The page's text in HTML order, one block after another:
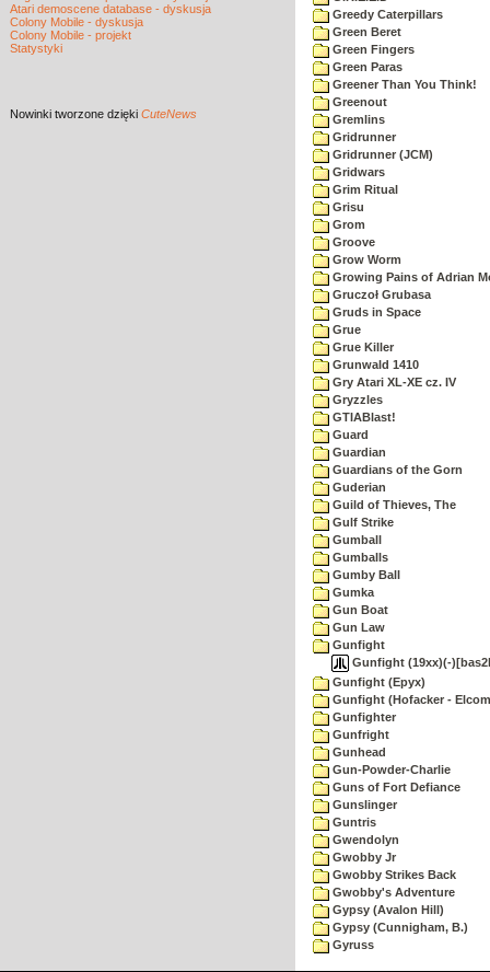
Atari demoscene database - dyskusja
Colony Mobile - dyskusja
Colony Mobile - projekt
Statystyki
Nowinki tworzone dzięki CuteNews
Greedy Caterpillars
Green Beret
Green Fingers
Green Paras
Greener Than You Think!
Greenout
Gremlins
Gridrunner
Gridrunner (JCM)
Gridwars
Grim Ritual
Grisu
Grom
Groove
Grow Worm
Growing Pains of Adrian
Gruczoł Grubasa
Gruds in Space
Grue
Grue Killer
Grunwald 1410
Gry Atari XL-XE cz. IV
Gryzzles
GTIABlast!
Guard
Guardian
Guardians of the Gorn
Guderian
Guild of Thieves, The
Gulf Strike
Gumball
Gumballs
Gumby Ball
Gumka
Gun Boat
Gun Law
Gunfight
Gunfight (19xx)(-
Gunfight (Epyx)
Gunfight (Hofacker -
Gunfighter
Gunfright
Gunhead
Gun-Powder-Charlie
Guns of Fort Defiance
Gunslinger
Guntris
Gwendolyn
Gwobby Jr
Gwobby Strikes Back
Gwobby's Adventure
Gypsy (Avalon Hill)
Gypsy (Cunnigham, B.)
Gyruss